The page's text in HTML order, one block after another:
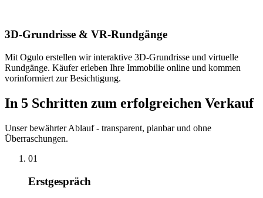
3D-Grundrisse & VR-Rundgänge
Mit Ogulo erstellen wir interaktive 3D-Grundrisse und virtuelle
Rundgänge. Käufer erleben Ihre Immobilie online und kommen
vorinformiert zur Besichtigung.
In 5 Schritten zum erfolgreichen Verkauf
Unser bewährter Ablauf - transparent, planbar und ohne
Überraschungen.
01
Erstgespräch